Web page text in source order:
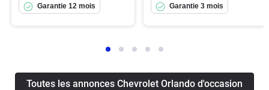
Garantie 12 mois Garantie 3 mois
Toutes les annonces Chevrolet Orlando d'occasion